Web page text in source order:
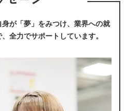
が「夢」をみつけ、 業界への就
全力でサポートしています。